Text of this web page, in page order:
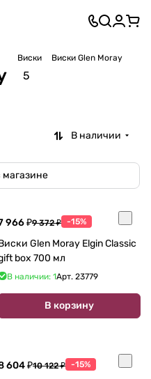
Виски Виски Glen Moray
5
В наличии
966 ₽9 372 ₽ -15%
Glen Moray Elgin Classic
gift box 700 мл
В наличии: 1Арт. 23779
В корзину
604 ₽10 122 ₽ -15%